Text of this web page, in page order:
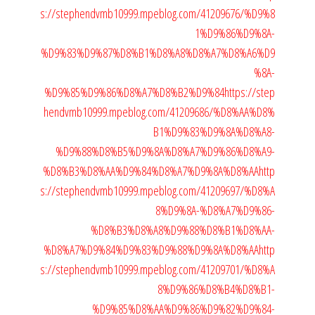
s://stephendvmb10999.mpeblog.com/41209676/%D9%8
1%D9%86%D9%8A-
%D9%83%D9%87%D8%B1%D8%A8%D8%A7%D8%A6%D9
%8A-
%D9%85%D9%86%D8%A7%D8%B2%D9%84https://step
hendvmb10999.mpeblog.com/41209686/%D8%AA%D8%
B1%D9%83%D9%8A%D8%A8-
%D9%88%D8%B5%D9%8A%D8%A7%D9%86%D8%A9-
%D8%B3%D8%AA%D9%84%D8%A7%D9%8A%D8%AAhttp
s://stephendvmb10999.mpeblog.com/41209697/%D8%A
8%D9%8A-%D8%A7%D9%86-
%D8%B3%D8%A8%D9%88%D8%B1%D8%AA-
%D8%A7%D9%84%D9%83%D9%88%D9%8A%D8%AAhttp
s://stephendvmb10999.mpeblog.com/41209701/%D8%A
8%D9%86%D8%B4%D8%B1-
%D9%85%D8%AA%D9%86%D9%82%D9%84-